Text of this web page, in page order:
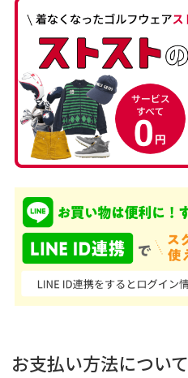
お支払い方法について